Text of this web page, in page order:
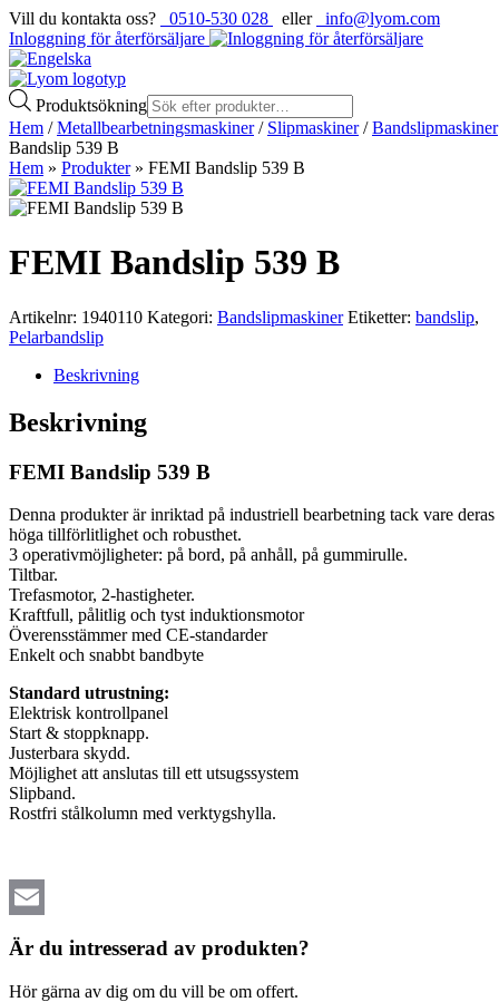
Vill du kontakta oss? 0510-530 028 eller
info@lyom.com
Inloggning för återförsäljare
Produktsökning
Hem /Metallbearbetningsmaskiner/ Slipmaskiner/Bandslipmaskiner
Bandslip 539 B
Hem » Produkter» FEMI Bandslip 539 B
FEMI Bandslip 539 B
Artikelnr: 1940110 Kategori: Bandslipmaskiner Etiketter: bandslip,
Pelarbandslip
Beskrivning
Beskrivning
FEMI Bandslip 539 B
Denna produkter är inriktad på industriell bearbetning tack vare deras
höga tillförlitlighet och robusthet.
3 operativmöjligheter: på bord, på anhåll, på gummirulle.
Tiltbar.
Trefasmotor, 2-hastigheter.
Kraftfull, pålitlig och tyst induktionsmotor
Överensstämmer med CE-standarder
Enkelt och snabbt bandbyte
Standard utrustning:
Elektrisk kontrollpanel
Start & stoppknapp.
Justerbara skydd.
Möjlighet att anslutas till ett utsugssystem
Slipband.
Rostfri stålkolumn med verktygshylla.
Email
Är du intresserad av produkten?
Hör gärna av dig om du vill be om offert.